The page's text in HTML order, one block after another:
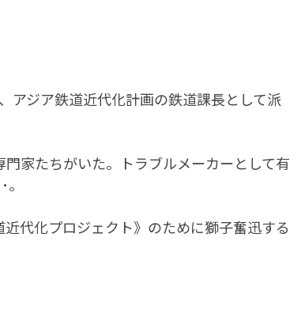
アジア鉄道近代化計画の鉄道課長として派
家たちがいた。トラブルメーカーとして有
代化プロジェクト》のために獅子奮迅する